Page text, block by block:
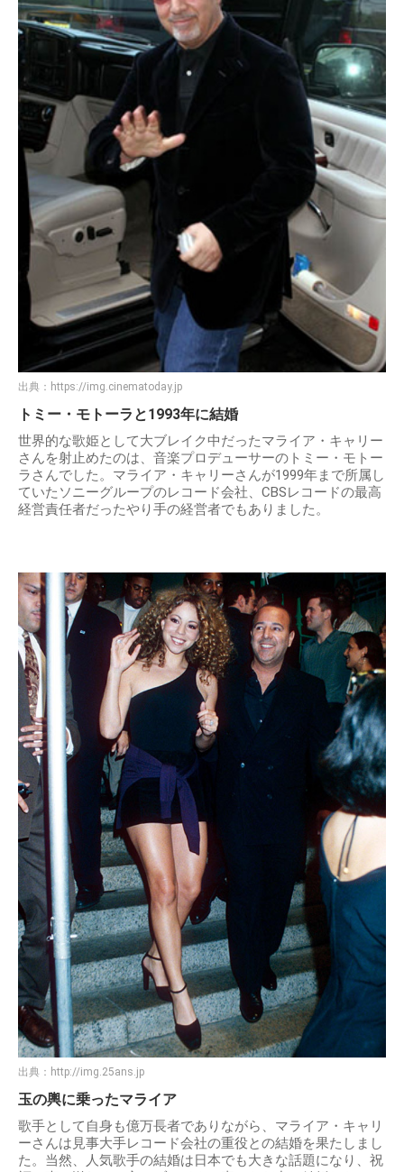
出典： https://img.cinematoday.jp
トミー・モトーラと1993年に結婚
世界的な歌姫として大ブレイク中だったマライア・キャリー
さんを射止めたのは、音楽プロデューサーのトミー・モトー
ラさんでした。マライア・キャリーさんが1999年まで所属し
ていたソニーグループのレコード会社、CBSレコードの最高
経営責任者だったやり手の経営者でもありました。
出典： http://img.25ans.jp
玉の輿に乗ったマライア
歌手として自身も億万長者でありながら、マライア・キャリ
ーさんは見事大手レコード会社の重役との結婚を果たしまし
た。当然、人気歌手の結婚は日本でも大きな話題になり、祝